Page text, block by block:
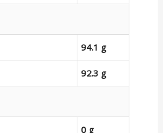
94.1 g
92.3 g
0 g